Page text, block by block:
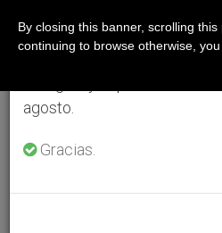
agosto.
Gracias.
By closing this banner, scrolling
continuing to browse otherwise,